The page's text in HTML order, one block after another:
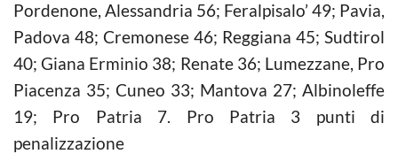
Pordenone, Alessandria 56; Feralpisalo’ 49; Pavia,
Padova 48; Cremonese 46; Reggiana 45; Sudtirol
40; Giana Erminio 38; Renate 36; Lumezzane, Pro
Piacenza 35; Cuneo 33; Mantova 27; Albinoleffe
19; Pro Patria 7. Pro Patria 3 punti di
penalizzazione